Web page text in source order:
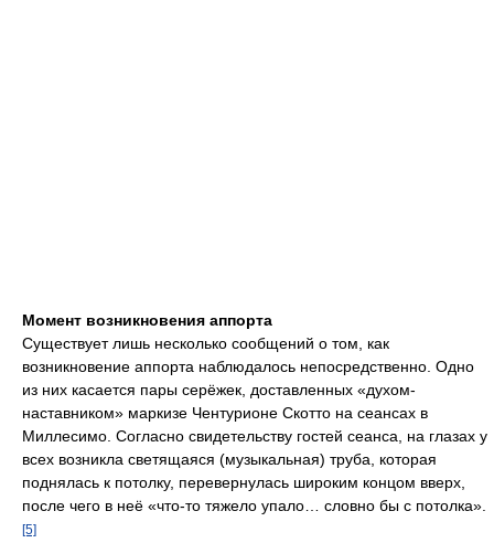
Момент возникновения аппорта
Существует лишь несколько сообщений о том, как
возникновение аппорта наблюдалось непосредственно. Одно
из них касается пары серёжек, доставленных «духом-
наставником» маркизе Чентурионе Скотто на сеансах в
Миллесимо. Согласно свидетельству гостей сеанса, на глазах у
всех возникла светящаяся (музыкальная) труба, которая
поднялась к потолку, перевернулась широким концом вверх,
после чего в неё «что-то тяжело упало… словно бы с потолка».
[5]